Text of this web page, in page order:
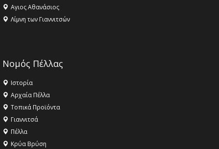
Αγιος Αθανάσιος
Λίμνη των Γιαννιτσών
Νομός Πέλλας
Ιστορία
Αρχαία Πέλλα
Τοπικά Προϊόντα
Γιαννιτσά
Πέλλα
Κρύα Βρύση